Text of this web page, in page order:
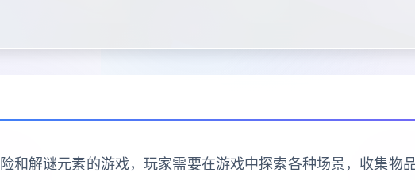
和解谜元素的游戏，玩家需要在游戏中探索各种场景，收集物